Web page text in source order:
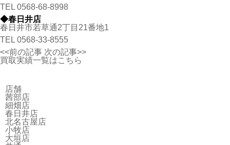
TEL 0568-68-8998
◆春日井店
春日井市若草通2丁目21番地1
TEL 0568-33-8555
<<前の記事 次の記事>>
買取実績一覧はこちら
店舗
茜部店
細畑店
春日井店
北名古屋店
小牧店
大垣店